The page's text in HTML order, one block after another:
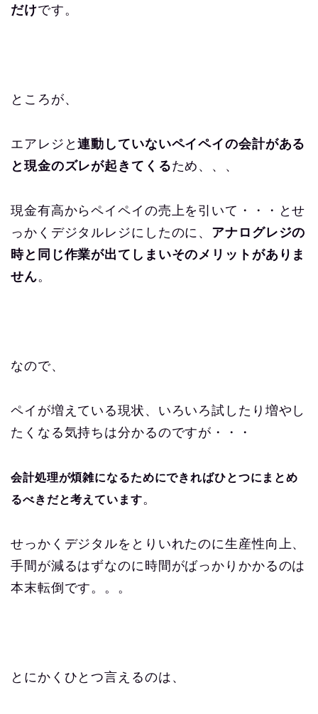
だけです。
ところが、
エアレジと連動していないペイペイの会計がある
と現金のズレが起きてくるため、、、
現金有高からペイペイの売上を引いて・・・とせ
っかくデジタルレジにしたのに、 アナログレジの
時と同じ作業が出てしまいそのメリットがありま
せん。
なので、
ペイが増えている現状、いろいろ試したり増やし
たくなる気持ちは分かるのですが・・・
会計処理が煩雑になるためにできればひとつにまとめ
るべきだと考えています。
せっかくデジタルをとりいれたのに生産性向上、
手間が減るはずなのに時間がばっかりかかるのは
本末転倒です。。。
とにかくひとつ言えるのは、